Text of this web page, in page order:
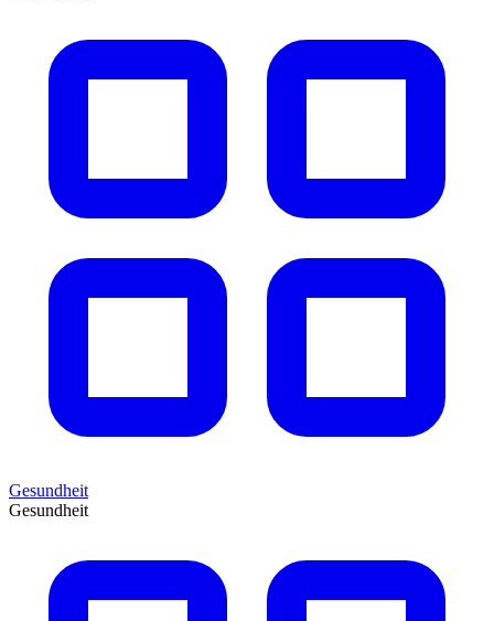
Gesundheit
Gesundheit